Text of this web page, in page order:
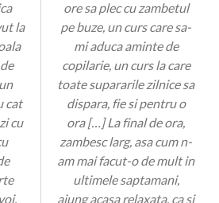
la
cat
cu
ore sa plec cu zambetul
pe buze, un curs care sa-
mi aduca aminte de
copilarie, un curs la care
toate supararile zilnice sa
dispara, fie si pentru o
ora […] La final de ora,
zambesc larg, asa cum n-
am mai facut-o de mult in
ultimele saptamani,
ajung acasa relaxata, ca si